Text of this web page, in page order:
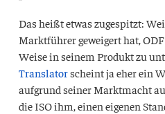
Das heißt etwas zugespitzt:
Marktführer geweigert hat, ODF
Weise in seinem Produkt zu
Translatorscheint ja eher ein
aufgrund seiner Marktmacht
die ISOihm, einen eigenen